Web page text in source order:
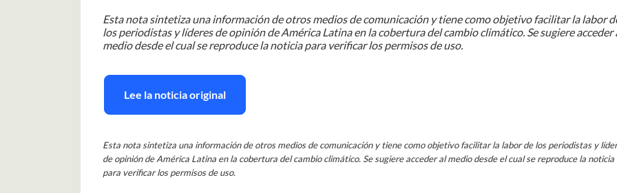
Esta nota sintetiza una información de otros medios de comunicación y tiene como objetivo facilitar la labor
los periodistas y líderes de opinión de América Latina en la cobertura del cambio climático. Se sugiere acceder
medio desde el cual se reproduce la noticia para verificar los permisos de uso.
Lee la noticia original
Esta nota sintetiza una información de otros medios de comunicación y tiene como objetivo facilitar la labor de los periodistas y
de opinión de América Latina en la cobertura del cambio climático. Se sugiere acceder al medio desde el cual se reproduce la noticia
para verificar los permisos de uso.